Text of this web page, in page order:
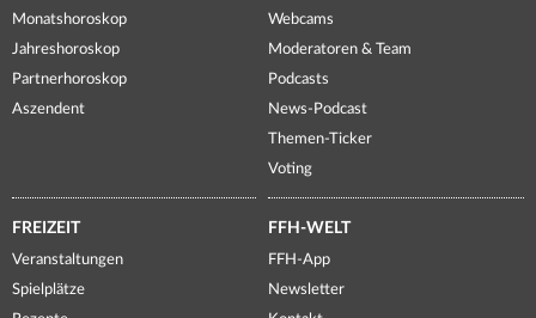
Monatshoroskop
Jahreshoroskop
Partnerhoroskop
Aszendent
Webcams
Moderatoren & Team
Podcasts
News-Podcast
Themen-Ticker
Voting
FREIZEIT
Veranstaltungen
Spielplätze
FFH-WELT
FFH-App
Newsletter